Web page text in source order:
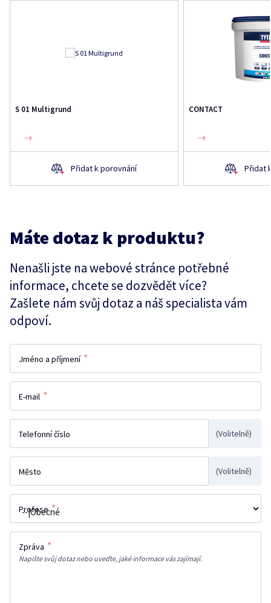
S 01 Multigrund
Přidat k porovnání
CONTACT
Přidat
Máte dotaz k produktu?
Nenašli jste na webové stránce potřebné
informace, chcete se dozvědět více?
Zašlete nám svůj dotaz a náš specialista vám
odpoví.
Jméno a příjmení *
E-mail *
Telefonní číslo (Volitelně)
Město (Volitelně)
Profese *
Zpráva *
Napište svůj dotaz nebo uveďte, jaké informace vás zajímají.